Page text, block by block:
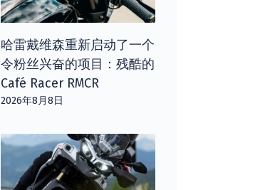
哈雷戴维森重新启动了一个
令粉丝兴奋的项目：残酷的
Café Racer RMCR
2026年8月8日